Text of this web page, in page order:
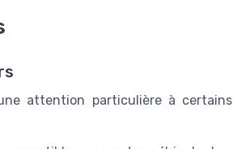
attention particulière à certains